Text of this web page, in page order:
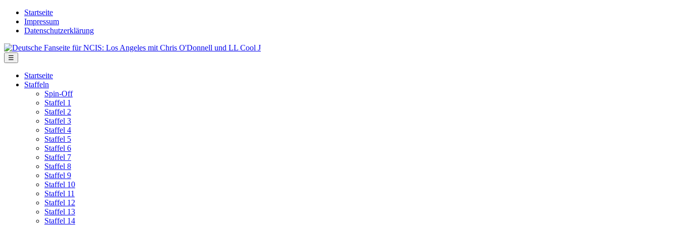
Skip
Startseite
Impressum
Datenschutzerklärung
Deutsche
Fanseite
für
NCIS:
O'Donnell
☰
Startseite
Staffeln
Spin-Off
Staffel 1
Staffel 2
Staffel 3
Staffel 4
Staffel 5
Staffel 6
Staffel 7
Staffel 8
Staffel 9
Staffel 10
Staffel 11
Staffel 12
Staffel 13
Staffel 14